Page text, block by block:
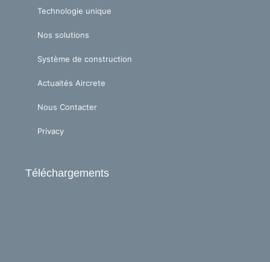
Technologie unique
Nos solutions
Système de construction
Actuaités Aircrete
Nous Contacter
Privacy
Téléchargements